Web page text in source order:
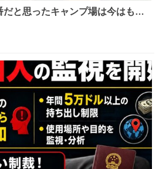
と思ったキャンプ場は今はもう